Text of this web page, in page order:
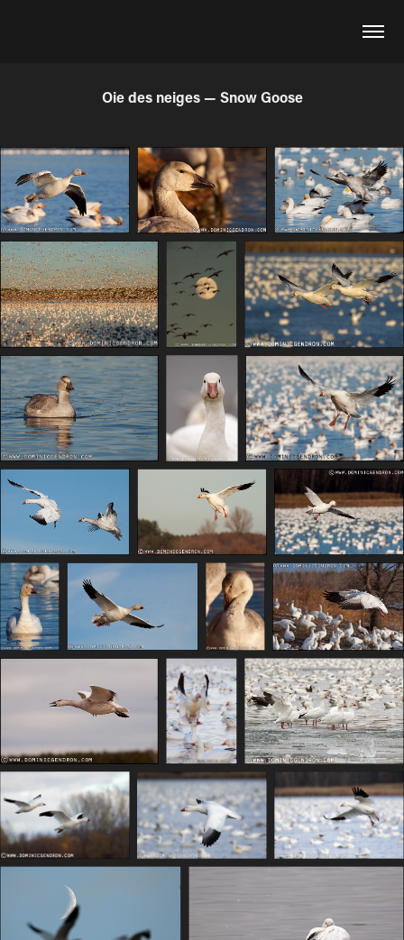
Oie des neiges — Snow Goose